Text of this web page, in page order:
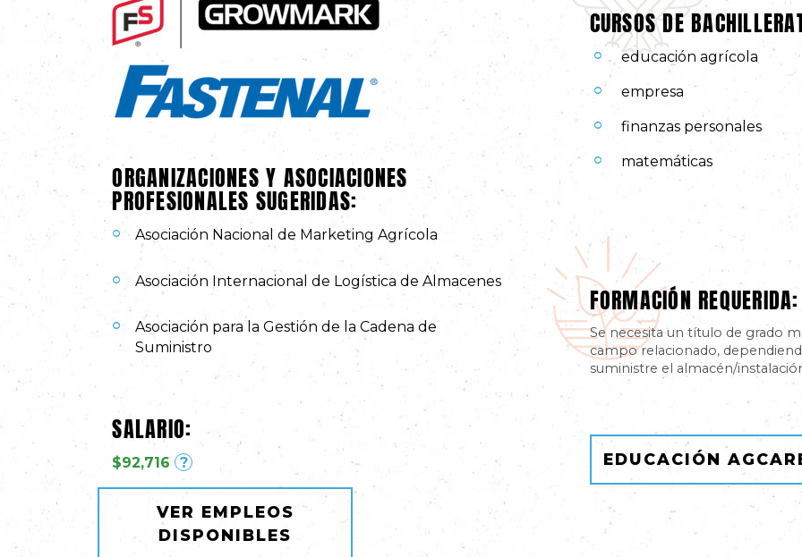
ORGANIZACIONES Y ASOCIACIONES
PROFESIONALES SUGERIDAS:
Asociación Nacional de Marketing Agrícola
Asociación Internacional de Logística de Almacenes
Asociación para la Gestión de la Cadena de
Suministro
SALARIO:
$92,716 ?
VER EMPLEOS
DISPONIBLES
CURSOS DE
educación agrícola
empresa
finanzas personales
matemáticas
FORMACIÓN REQUERIDA:
Se necesita un título de grado
campo relacionado,
suministre el almacén/
EDUCACIÓN